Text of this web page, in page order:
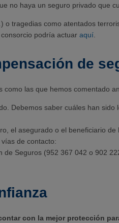
no haya un seguro privado que
tragedias como atentados
podría actuar aquí.
de
como las que hemos comentado
Debemos saber cuáles han
el asegurado o el beneficiario
de contacto:
Seguros (952 367 042 o 902
con la mejor protección